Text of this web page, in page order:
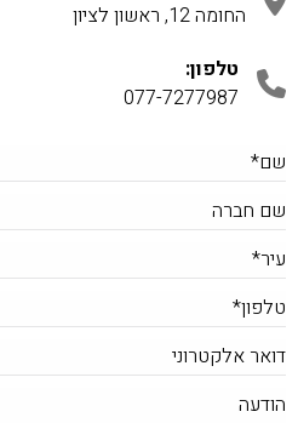
החומה 12, ראשון לציון
טלפון:
077-7277987